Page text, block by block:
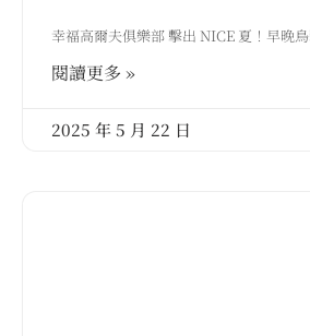
幸福高爾夫俱樂部 擊出 NICE 夏！早晚
閱讀更多 »
2025 年 5 月 22 日